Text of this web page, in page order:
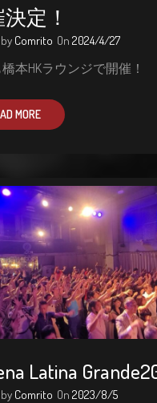
定！
Comrito On 2024/4/27
本HKラウンジで開催！
MORE
Latina
Comrito On 2023/8/5